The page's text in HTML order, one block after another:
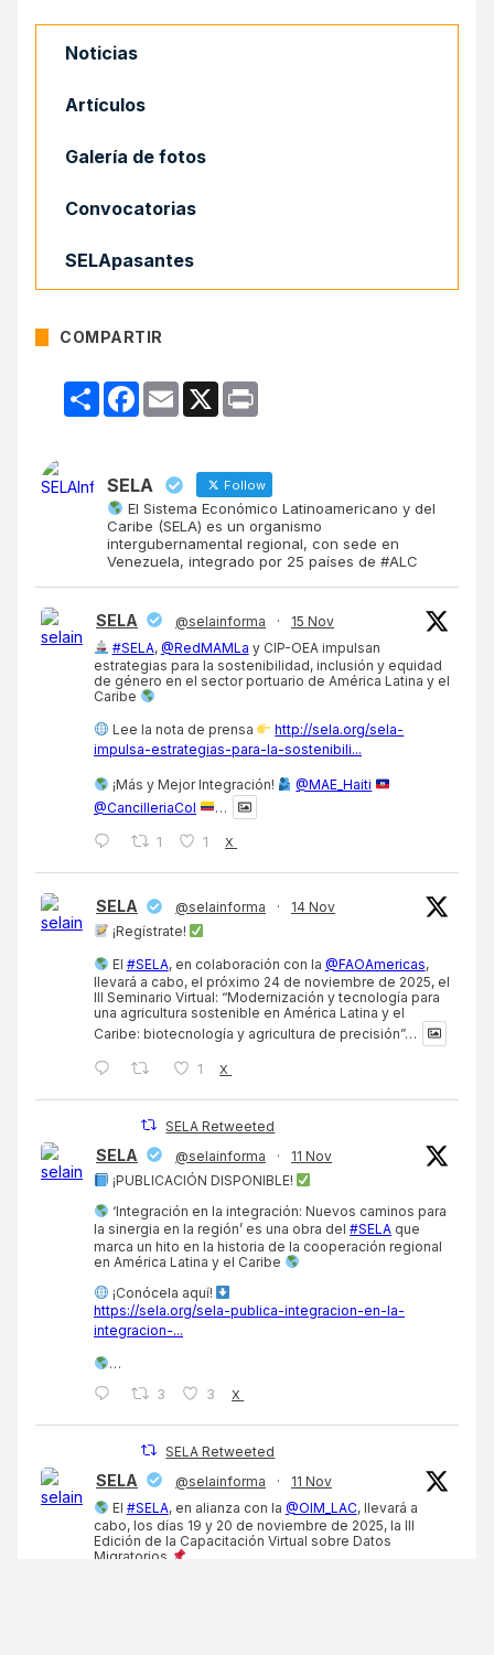
Noticias
Artículos
Galería de fotos
Convocatorias
SELApasantes
COMPARTIR
CompartirFacebook
Email X
SELA Follow
El Sistema Económico Latinoamericano y del
Caribe (SELA) es un organismo
intergubernamental regional, con sede en
Venezuela, integrado por 25 países de #ALC
SELA @selainforma ·
15 Nov
#SELA, @RedMAMLa y CIP-OEA impulsan
estrategias para la sostenibilidad, inclusión y equidad
de género en el sector portuario de América Latina y el
Caribe
Lee la nota de prensa
http://sela.org/sela-
impulsa-estrategias-para-la-sostenibili...
¡Más y Mejor Integración!
@MAE_Haiti
@CancilleriaCol
…
1 1 X
SELA @selainforma ·
14 Nov
¡Regístrate!
El #SELA, en colaboración con la @FAOAmericas,
llevará a cabo, el próximo 24 de noviembre de 2025, el
III Seminario Virtual: “Modernización y tecnología para
una agricultura sostenible en América Latina y el
Caribe: biotecnología y agricultura de precisión”…
1 X
SELA Retweeted
SELA @selainforma ·
11 Nov
¡PUBLICACIÓN DISPONIBLE!
‘Integración en la integración: Nuevos caminos para
la sinergia en la región’ es una obra del #SELA que
marca un hito en la historia de la cooperación regional
en América Latina y el Caribe
¡Conócela aquí!
https://sela.org/sela-publica-integracion-en-la-
integracion-...
…
3
3 X
SELA Retweeted
SELA @selainforma ·
11 Nov
El #SELA, en alianza con la @OIM_LAC, llevará a
cabo, los días 19 y 20 de noviembre de 2025, la III
Edición de la Capacitación Virtual sobre Datos
Migratorios